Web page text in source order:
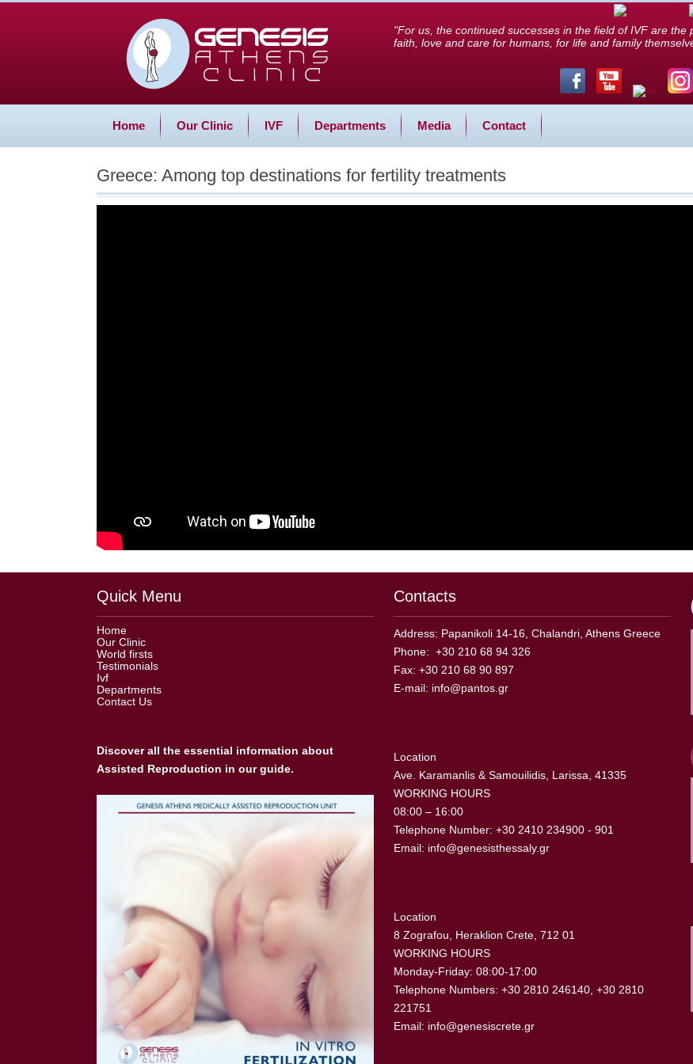
Home Our Clinic IVF Departments Media Contact
"For us, the continued successes in the field of IVF are the
faith, love and care for humans, for life and family
Greece: Among top destinations for fertility treatments
Quick Menu
Home
Our Clinic
World firsts
Testimonials
Ivf
Departments
Contact Us
Discover all the essential information about
Assisted Reproduction in our guide.
Contacts
Address: Papanikoli 14-16, Chalandri, Athens Greece
Phone: +30 210 68 94 326
Fax: +30 210 68 90 897
E-mail: info@pantos.gr
Location
Ave. Karamanlis & Samouilidis, Larissa, 41335
WORKING HOURS
08:00 – 16:00
Telephone Number: +30 2410 234900 - 901
Email: info@genesisthessaly.gr
Location
8 Zografou, Heraklion Crete, 712 01
WORKING HOURS
Monday-Friday: 08:00-17:00
Telephone Numbers: +30 2810 246140, +30 2810
221751
Email: info@genesiscrete.gr